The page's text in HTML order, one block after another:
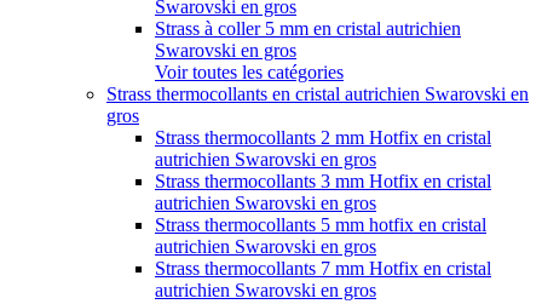
Swarovski en gros
Strass à coller 5 mm en cristal autrichien
Swarovski en gros
Voir toutes les catégories
Strass thermocollants en cristal autrichien Swarovski en
gros
Strass thermocollants 2 mm Hotfix en cristal
autrichien Swarovski en gros
Strass thermocollants 3 mm Hotfix en cristal
autrichien Swarovski en gros
Strass thermocollants 5 mm hotfix en cristal
autrichien Swarovski en gros
Strass thermocollants 7 mm Hotfix en cristal
autrichien Swarovski en gros